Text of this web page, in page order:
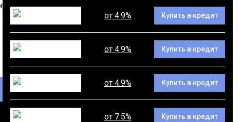
от 4.9% Купить в кредит
от 4.9% Купить в кредит
от 4.9% Купить в кредит
от 7.5% Купить в кредит